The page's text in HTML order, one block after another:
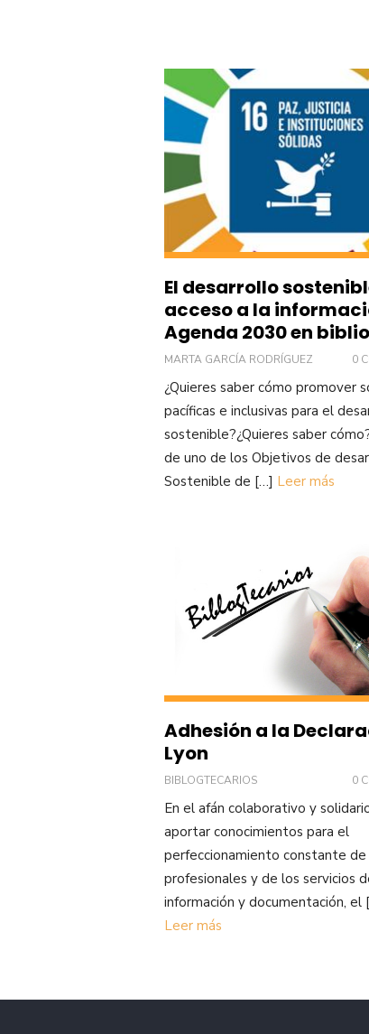
El desarrollo
acceso a la
Agenda 2030 en
MARTA GARCÍA RODRÍGUEZ 0
¿Quieres saber cómo promover
pacíficas e inclusivas para el
sostenible?¿Quieres saber
de uno de los Objetivos de
Sostenible de […] Leer más
Adhesión a la
Lyon
BIBLOGTECARIOS 0
En el afán colaborativo y
aportar conocimientos para el
perfeccionamiento constante de
profesionales y de los servicios
información y documentación, el
Leer más